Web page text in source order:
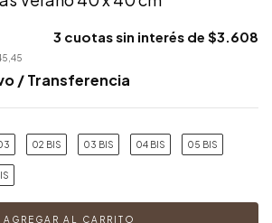
3 cuotas sin interés de $3.608
/ Transferencia
02 BIS 03 BIS 04 BIS 05 BIS